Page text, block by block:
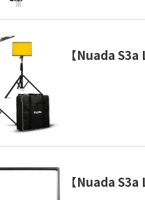
【Nuada
【Nuada